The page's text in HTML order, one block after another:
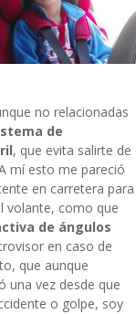
no relacionadas
de
, que evita salirte de
mí esto me pareció
en carretera para
volante, como que
de ángulos
en caso de
que aunque
una vez desde que
o golpe, soy